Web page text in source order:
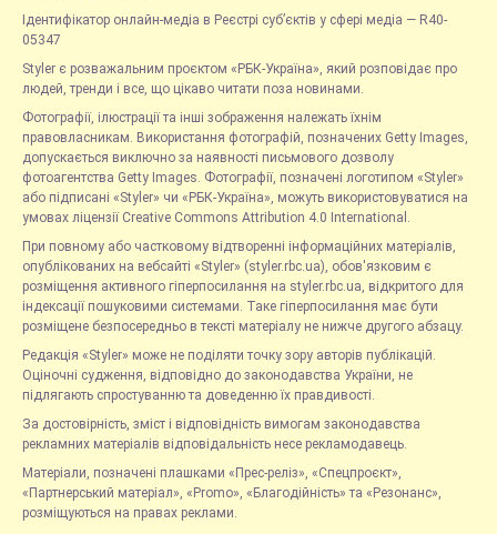
Ідентифікатор онлайн-медіа в Реєстрі суб’єктів у сфері медіа — R40-
05347
Styler є розважальним проєктом «РБК-Україна», який розповідає про
людей, тренди і все, що цікаво читати поза новинами.
Фотографії, ілюстрації та інші зображення належать їхнім
правовласникам. Використання фотографій, позначених Getty Images,
допускається виключно за наявності письмового дозволу
фотоагентства Getty Images. Фотографії, позначені логотипом «Styler»
або підписані «Styler» чи «РБК-Україна», можуть використовуватися на
умовах ліцензії Creative Commons Attribution 4.0 International.
При повному або частковому відтворенні інформаційних матеріалів,
опублікованих на вебсайті «Styler» (styler.rbc.ua), обов'язковим є
розміщення активного гіперпосилання на styler.rbc.ua, відкритого для
індексації пошуковими системами. Таке гіперпосилання має бути
розміщене безпосередньо в тексті матеріалу не нижче другого абзацу.
Редакція «Styler» може не поділяти точку зору авторів публікацій.
Оціночні судження, відповідно до законодавства України, не
підлягають спростуванню та доведенню їх правдивості.
За достовірність, зміст і відповідність вимогам законодавства
рекламних матеріалів відповідальність несе рекламодавець.
Матеріали, позначені плашками «Прес-реліз», «Спецпроєкт»,
«Партнерський матеріал», «Promo», «Благодійність» та «Резонанс»,
розміщуються на правах реклами.